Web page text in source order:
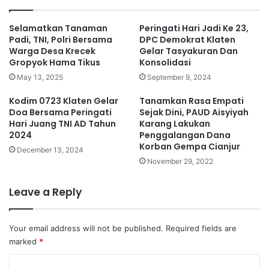
Selamatkan Tanaman
Padi, TNI, Polri Bersama
Warga Desa Krecek
Gropyok Hama Tikus
May 13, 2025
Peringati Hari Jadi Ke 23,
DPC Demokrat Klaten
Gelar Tasyakuran Dan
Konsolidasi
September 9, 2024
Kodim 0723 Klaten Gelar
Doa Bersama Peringati
Hari Juang TNI AD Tahun
2024
December 13, 2024
Tanamkan Rasa Empati
Sejak Dini, PAUD Aisyiyah
Karang Lakukan
Penggalangan Dana
Korban Gempa Cianjur
November 29, 2022
Leave a Reply
Your email address will not be published. Required fields are
marked *